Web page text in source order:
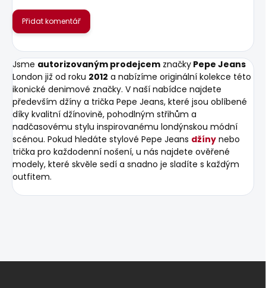
Přidat komentář
Jsme autorizovaným prodejcem značky Pepe Jeans
London již od roku 2012 a nabízíme originální kolekce této
ikonické denimové značky. V naší nabídce najdete
především džíny a trička Pepe Jeans, které jsou oblíbené
díky kvalitní džínovině, pohodlným střihům a
nadčasovému stylu inspirovanému londýnskou módní
scénou. Pokud hledáte stylové Pepe Jeans džíny nebo
trička pro každodenní nošení, u nás najdete ověřené
modely, které skvěle sedí a snadno je sladíte s každým
outfitem.
Z